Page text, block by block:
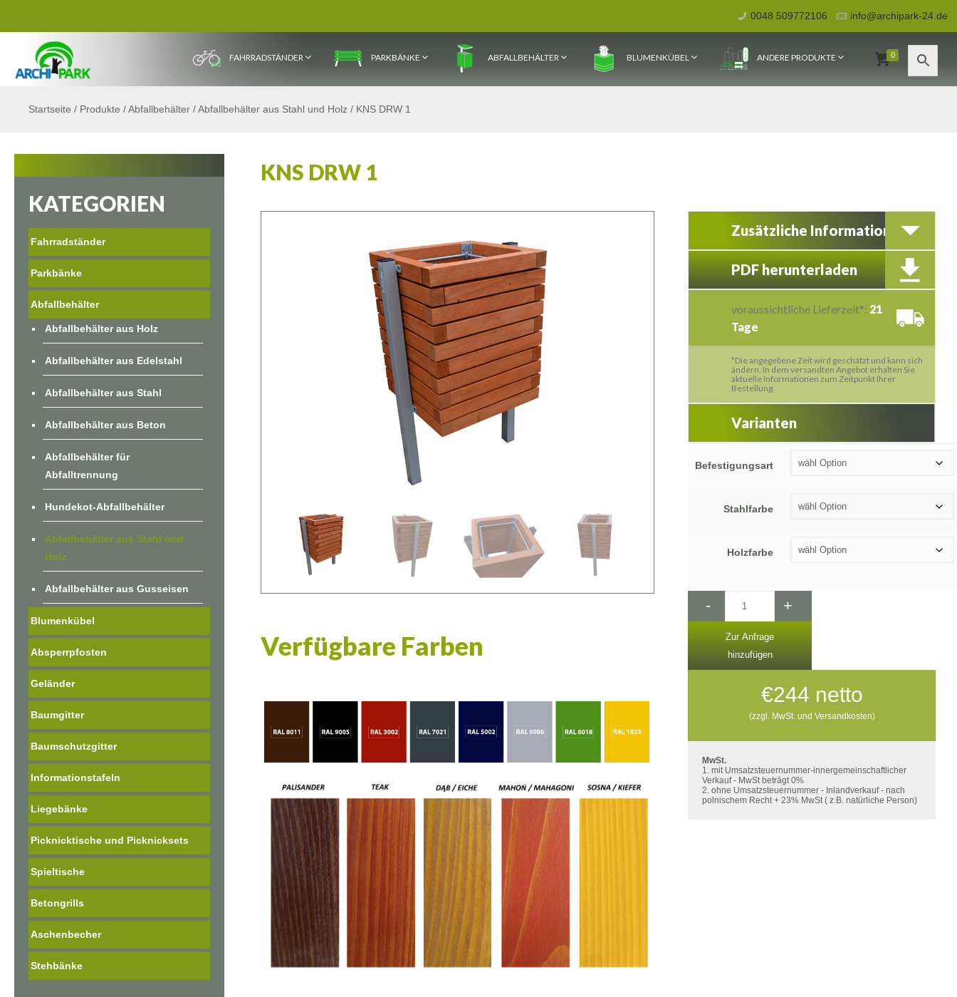
0048 509772106 info@archipark-24.de
FAHRRADSTÄNDER PARKBÄNKE ABFALLBEHÄLTER BLUMENKÜBEL ANDERE PRODUKTE 0
Startseite / Produkte /Abfallbehälter /Abfallbehälter aus Stahl und Holz / KNS DRW 1
KNS DRW 1
Verfügbare Farben
Zusätzliche Information
PDF herunterladen
voraussichtliche Lieferzeit*: 21
Tage
*Die angegebene Zeit wird geschätzt und kann sich
ändern. In dem versandten Angebot erhalten Sie
aktuelle Informationen zum Zeitpunkt Ihrer
Bestellung.
Varianten
Befestigungsart
Stahlfarbe
Holzfarbe
- +
Zur Anfrage
hinzufügen
€244 netto
(zzgl. MwSt. und Versandkosten)
MwSt.
1. mit Umsatzsteuernummer-innergemeinschaftlicher
Verkauf - MwSt beträgt 0%
2. ohne Umsatzsteuernummer - Inlandverkauf - nach
polnischem Recht + 23% MwSt ( z.B. natürliche Person)
KATEGORIEN
Fahrradständer
Parkbänke
Abfallbehälter
Abfallbehälter aus Holz
Abfallbehälter aus Edelstahl
Abfallbehälter aus Stahl
Abfallbehälter aus Beton
Abfallbehälter für
Abfalltrennung
Hundekot-Abfallbehälter
Abfallbehälter aus Stahl und
Holz
Abfallbehälter aus Gusseisen
Blumenkübel
Absperrpfosten
Geländer
Baumgitter
Baumschutzgitter
Informationstafeln
Liegebänke
Picknicktische und Picknicksets
Spieltische
Betongrills
Aschenbecher
Stehbänke